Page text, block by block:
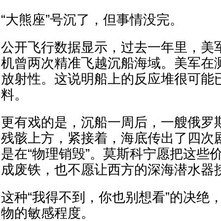
“大熊座”号沉了，但事情没完。
公开飞行数据显示，过去一年里，美
机曾两次精准飞越沉船海域。美军在
放射性。这说明船上的反应堆很可能
料。
更有戏的是，沉船一周后，一艘俄罗
残骸上方，紧接着，海底传出了四次
是在“物理销毁”。莫斯科宁愿把这些
成废铁，也不愿让西方的深海潜水器
这种“我得不到，你也别想看”的决绝
物的敏感程度。